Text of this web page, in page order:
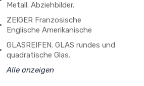
Metall. Abziehbilder.
ZEIGER Franzosische
Englische Amerikanische
GLASREIFEN. GLAS rundes und
quadratische Glas.
Alle anzeigen